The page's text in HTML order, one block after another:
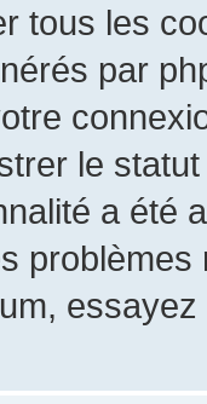
tous les
par
le
a été